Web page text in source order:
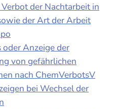
der Nachtarbeit in
der Art der Arbeit
Anzeige der
von gefährlichen
nach ChemVerbotsV
bei Wechsel der